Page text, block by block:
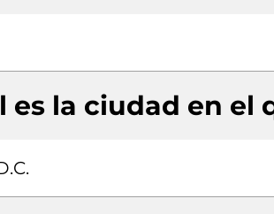
es la ciudad en el